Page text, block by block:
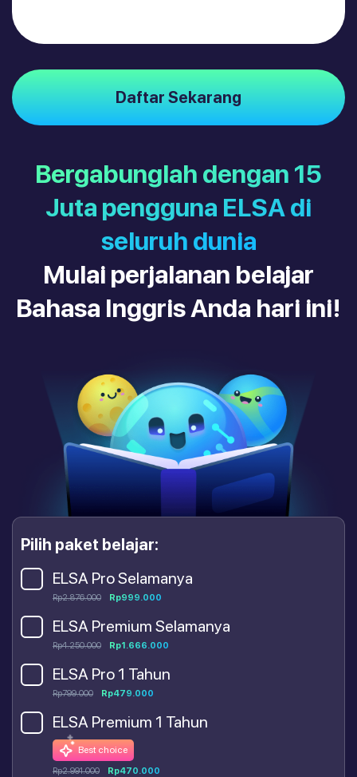
Daftar Sekarang
Bergabunglah dengan 15
Juta pengguna ELSA di
seluruh dunia
Mulai perjalanan belajar
Bahasa Inggris Anda hari ini!
Pilih paket belajar:
ELSA Pro Selamanya
Rp2.876.000 Rp999.000
ELSA Premium Selamanya
Rp4.250.000 Rp1.666.000
ELSA Pro 1 Tahun
Rp799.000 Rp479.000
ELSA Premium 1 Tahun
Best choice
Rp2.991.000 Rp470.000